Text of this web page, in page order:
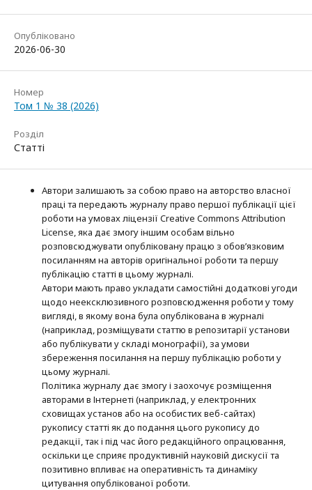
Опубліковано
2026-06-30
Номер
Том 1 № 38 (2026)
Розділ
Статті
Автори залишають за собою право на авторство власної
праці та передають журналу право першої публікації цієї
роботи на умовах ліцензії Creative Commons Attribution
License, яка дає змогу іншим особам вільно
розповсюджувати опубліковану працю з обов’язковим
посиланням на авторів оригінальної роботи та першу
публікацію статті в цьому журналі.
Автори мають право укладати самостійні додаткові угоди
щодо неексклюзивного розповсюдження роботи у тому
вигляді, в якому вона була опублікована в журналі
(наприклад, розміщувати статтю в репозитарії установи
або публікувати у складі монографії), за умови
збереження посилання на першу публікацію роботи у
цьому журналі.
Політика журналу дає змогу і заохочує розміщення
авторами в Інтернеті (наприклад, у електронних
сховищах установ або на особистих веб-сайтах)
рукопису статті як до подання цього рукопису до
редакції, так і під час його редакційного опрацювання,
оскільки це сприяє продуктивній науковій дискусії та
позитивно впливає на оперативність та динаміку
цитування опублікованої роботи.